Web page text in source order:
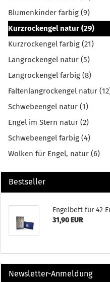
Blumenkinder farbig (9)
Kurzrockengel natur (29)
Kurzrockengel farbig (21)
Langrockengel natur (5)
Langrockengel farbig (8)
Faltenlangrockengel natur
Schwebeengel natur (1)
Engel im Stern natur (2)
Schwebeengel farbig (4)
Wolken für Engel, natur (6)
Bestseller
Engelbett für 42
31,90 EUR
Newsletter-Anmeldung